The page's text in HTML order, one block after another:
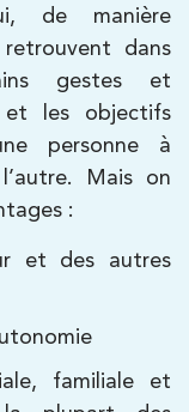
de manière
dans
gestes et
et les objectifs
personne à
Mais on
:
et des autres
familiale et
Paris